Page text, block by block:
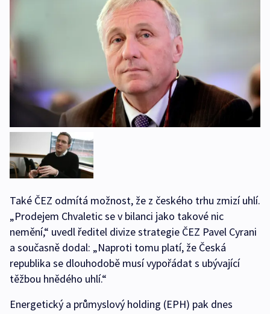
Také ČEZ odmítá možnost, že z českého trhu zmizí uhlí.
„Prodejem Chvaletic se v bilanci jako takové nic
nemění,“ uvedl ředitel divize strategie ČEZ Pavel Cyrani
a současně dodal: „Naproti tomu platí, že Česká
republika se dlouhodobě musí vypořádat s ubývající
těžbou hnědého uhlí.“
Energetický a průmyslový holding (EPH) pak dnes